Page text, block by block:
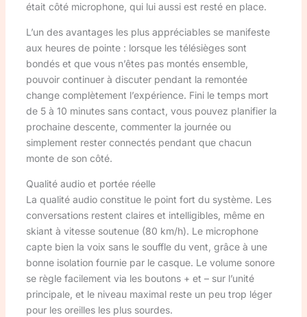
était côté microphone, qui lui aussi est resté en place.
L’un des avantages les plus appréciables se manifeste
aux heures de pointe : lorsque les télésièges sont
bondés et que vous n’êtes pas montés ensemble,
pouvoir continuer à discuter pendant la remontée
change complètement l’expérience. Fini le temps mort
de 5 à 10 minutes sans contact, vous pouvez planifier la
prochaine descente, commenter la journée ou
simplement rester connectés pendant que chacun
monte de son côté.
Qualité audio et portée réelle
La qualité audio constitue le point fort du système. Les
conversations restent claires et intelligibles, même en
skiant à vitesse soutenue (80 km/h). Le microphone
capte bien la voix sans le souffle du vent, grâce à une
bonne isolation fournie par le casque. Le volume sonore
se règle facilement via les boutons + et – sur l’unité
principale, et le niveau maximal reste un peu trop léger
pour les oreilles les plus sourdes.